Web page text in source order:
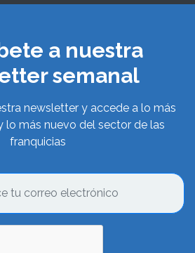
a nuestra
semanal
newsletter y accede a lo más
lo más nuevo del sector de las
franquicias